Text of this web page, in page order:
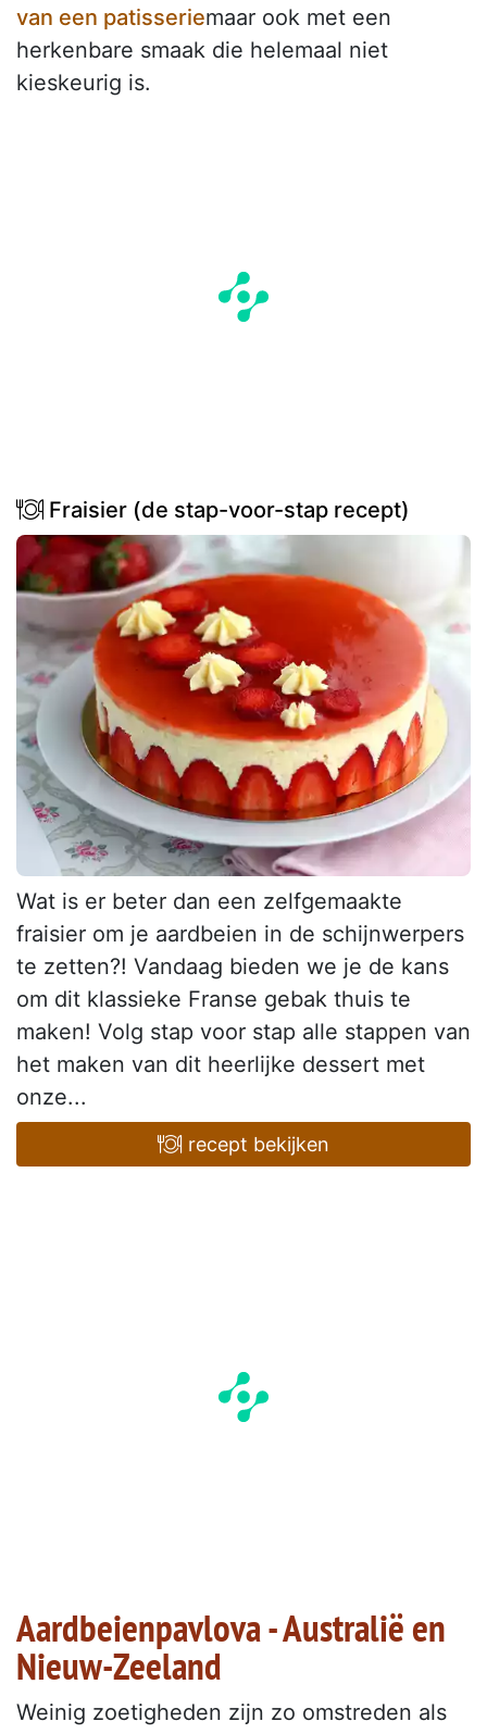
van een patisseriemaar ook met een
herkenbare smaak die helemaal niet
kieskeurig is.
Fraisier (de stap-voor-stap recept)
Wat is er beter dan een zelfgemaakte
fraisier om je aardbeien in de schijnwerpers
te zetten?! Vandaag bieden we je de kans
om dit klassieke Franse gebak thuis te
maken! Volg stap voor stap alle stappen van
het maken van dit heerlijke dessert met
onze...
recept bekijken
Aardbeienpavlova - Australië en
Nieuw-Zeeland
Weinig zoetigheden zijn zo omstreden als